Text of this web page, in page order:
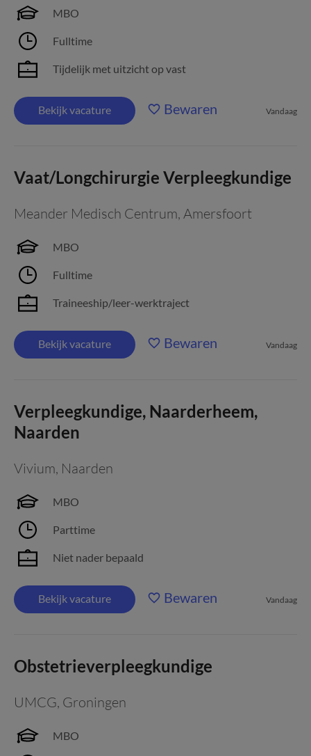
MBO
Fulltime
Tijdelijk met uitzicht op vast
Bekijk vacature Bewaren Vandaag
Vaat/Longchirurgie Verpleegkundige
Meander Medisch Centrum, Amersfoort
MBO
Fulltime
Traineeship/leer-werktraject
Bekijk vacature Bewaren Vandaag
Verpleegkundige, Naarderheem,
Naarden
Vivium, Naarden
MBO
Parttime
Niet nader bepaald
Bekijk vacature Bewaren Vandaag
Obstetrieverpleegkundige
UMCG, Groningen
MBO